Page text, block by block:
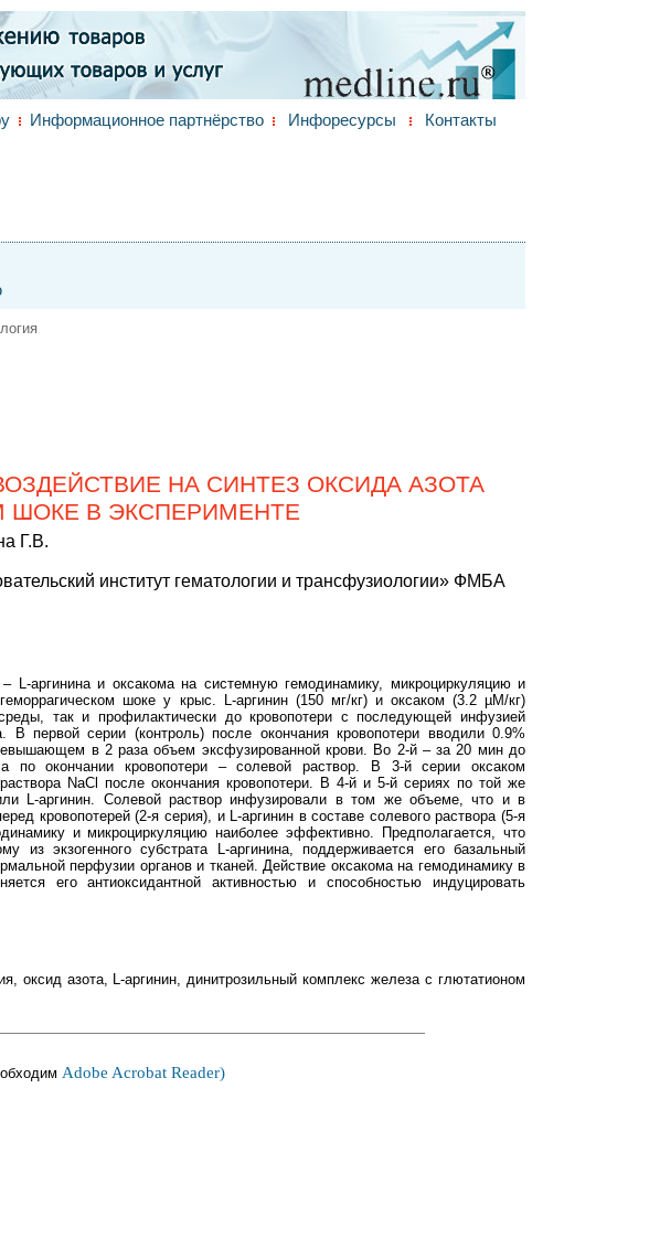
Информационное партнёрство Инфоресурсы Контакты
НА СИНТЕЗ ОКСИДА АЗОТА
ШОКЕ В ЭКСПЕРИМЕНТЕ
Г.В.
институт гематологии и трансфузиологии» ФМБА
L-аргинина и оксакома на системную гемодинамику, микроциркуляцию и
шоке у крыс. L-аргинин (150 мг/кг) и оксаком (3.2 µM/кг)
так и профилактически до кровопотери с последующей инфузией
В первой серии (контроль) после окончания кровопотери вводили 0.9%
в 2 раза объем эксфузированной крови. Во 2-й – за 20 мин до
по окончании кровопотери – солевой раствор. В 3-й серии оксаком
NaCl после окончания кровопотери. В 4-й и 5-й сериях по той же
L-аргинин. Солевой раствор инфузировали в том же объеме, что и в
кровопотерей (2-я серия), и L-аргинин в составе солевого раствора (5-я
и микроциркуляцию наиболее эффективно. Предполагается, что
из экзогенного субстрата L-аргинина, поддерживается его базальный
перфузии органов и тканей. Действие оксакома на гемодинамику в
его антиоксидантной активностью и способностью индуцировать
оксид азота, L-аргинин, динитрозильный комплекс железа с глютатионом
Adobe Acrobat Reader)